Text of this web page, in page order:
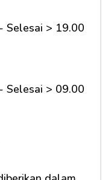
Selesai > 19.00
Selesai > 09.00